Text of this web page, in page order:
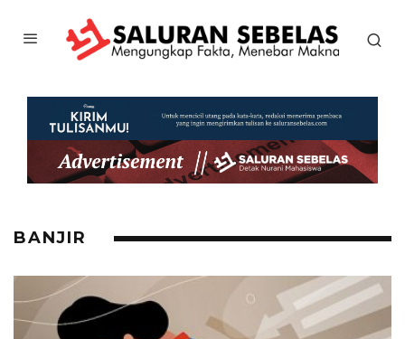
BANJIR